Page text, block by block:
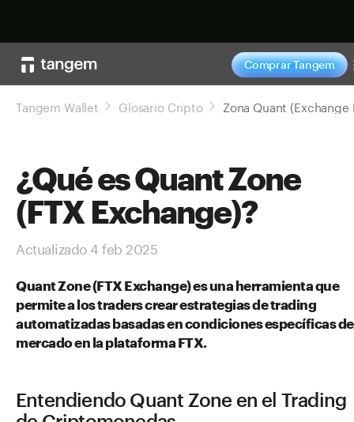
Comprar Tangem
Tangem Wallet Glosario Cripto
¿Qué es Quant Zone
(FTX Exchange)?
Actualizado 4 feb 2025
Quant Zone (FTX Exchange) es una herramienta que
permite a los traders crear estrategias de trading
automatizadas basadas en condiciones específicas
mercado en la plataforma FTX.
Entendiendo Quant Zone en el Trading